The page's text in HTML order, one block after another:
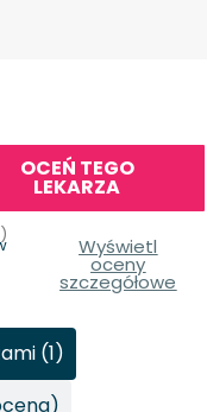
OCEŃ TEGO
LEKARZA
Wyświetl
oceny
szczegółowe
(1)